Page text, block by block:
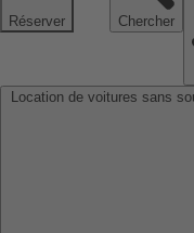
Réserver Chercher